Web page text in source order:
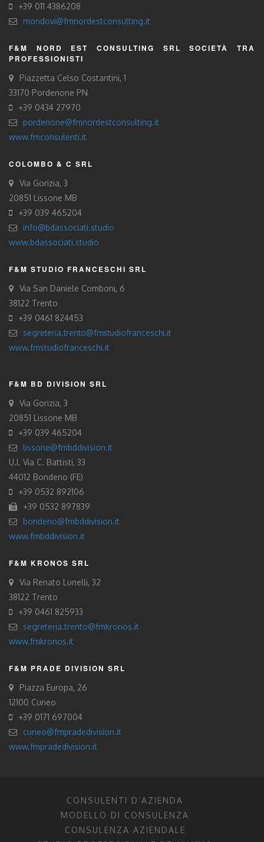
+39 011 4386208
mondovi@fmnordestconsulting.it
F&M NORD EST CONSULTING SRL SOCIETÀ TRA
PROFESSIONISTI
Piazzetta Celso Costantini, 1
33170 Pordenone PN
+39 0434 27970
pordenone@fmnordestconsulting.it
www.fmconsulenti.it
COLOMBO & C SRL
Via Gorizia, 3
20851 Lissone MB
+39 039 465204
info@bdassociati.studio
www.bdassociati.studio
F&M STUDIO FRANCESCHI SRL
Via San Daniele Comboni, 6
38122 Trento
+39 0461 824453
segreteria.trento@fmstudiofranceschi.it
www.fmstudiofranceschi.it
F&M BD DIVISION SRL
Via Gorizia, 3
20851 Lissone MB
+39 039 465204
lissone@fmbddivision.it
U.L Via C. Battisti, 33
44012 Bondeno (FE)
+39 0532 892106
+39 0532 897839
bondeno@fmbddivision.it
www.fmbddivision.it
F&M KRONOS SRL
Via Renato Lunelli, 32
38122 Trento
+39 0461 825933
segreteria.trento@fmkronos.it
www.fmkronos.it
F&M PRADE DIVISION SRL
Piazza Europa, 26
12100 Cuneo
+39 0171 697004
cuneo@fmpradedivision.it
www.fmpradedivision.it
CONSULENTI D’AZIENDA
MODELLO DI CONSULENZA
CONSULENZA AZIENDALE